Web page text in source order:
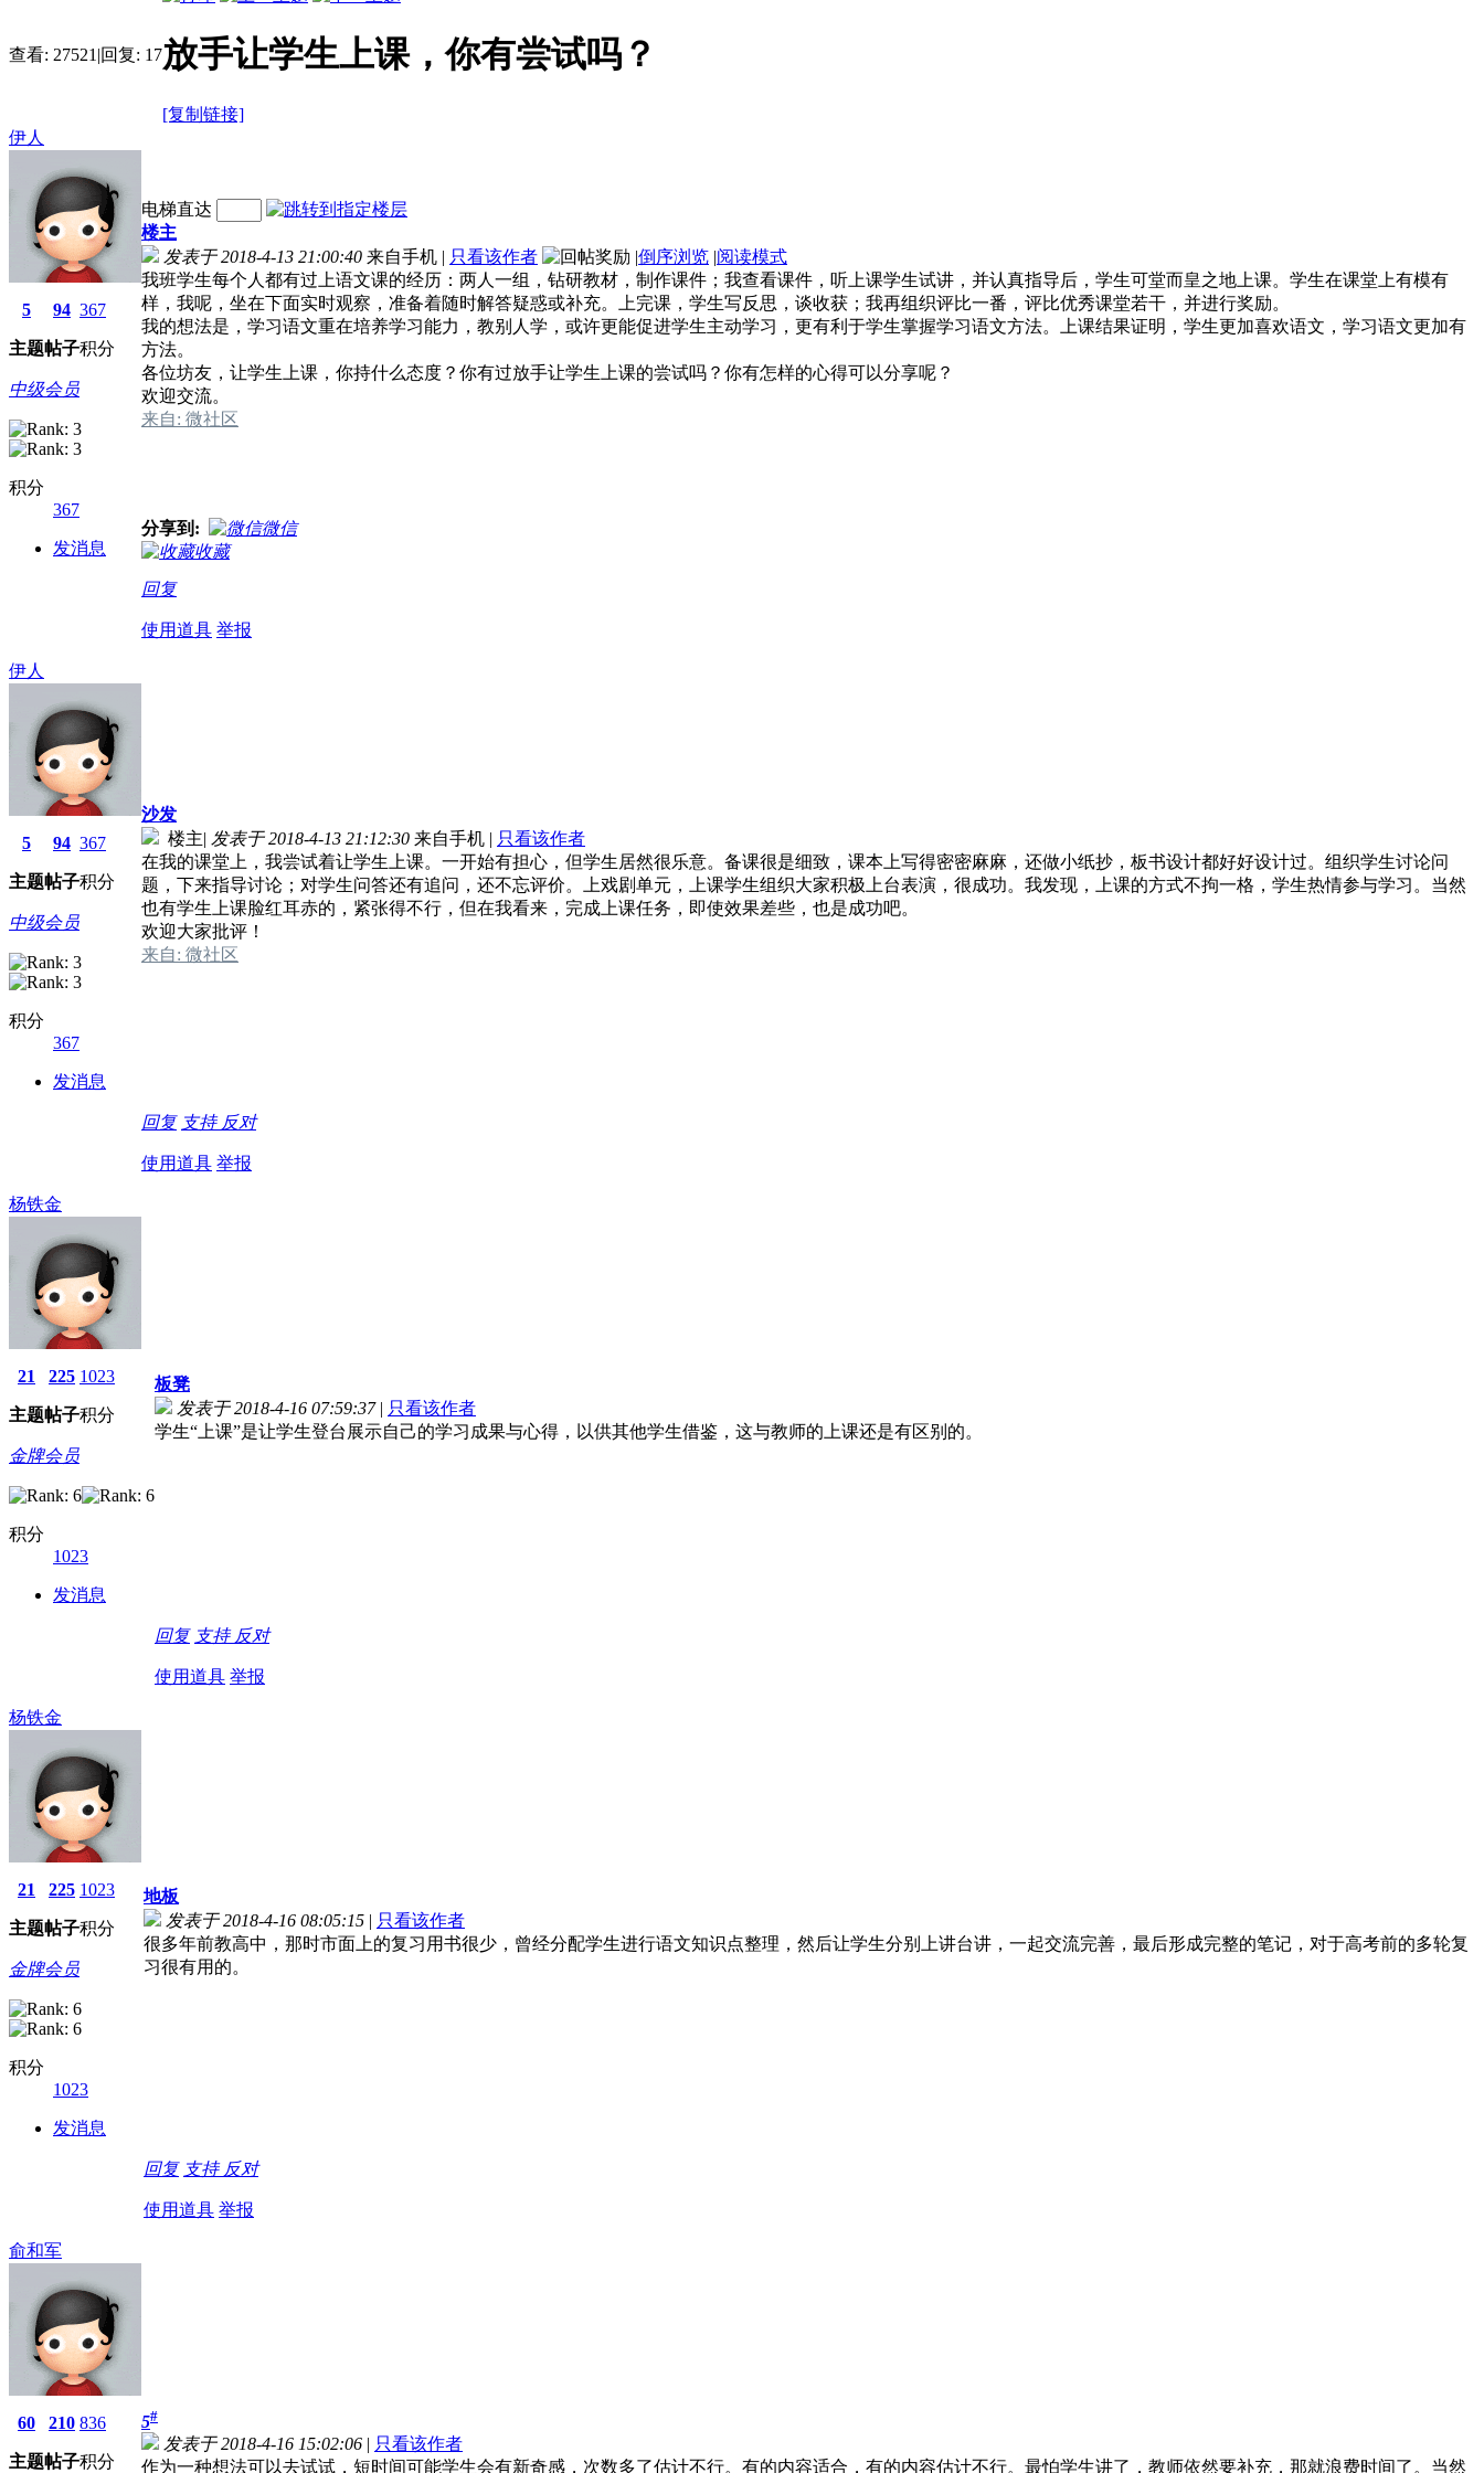
查看: 27521 |回复: 17放手让学生上课，你有尝试吗？
[复制链接]
伊人
5
主题
94
帖子
367
积分
中级会员
积分
367
发消息
电梯直达
楼主
发表于 2018-4-13 21:00:40 来自手机 | 只看该作者 |倒序浏览 |阅读模式
我班学生每个人都有过上语文课的经历：两人一组，钻研教材，制作课件；我查看课件，听上课学生试讲，并认真指导后，学生可堂而皇之地上课。学生在课堂上有模有
样，我呢，坐在下面实时观察，准备着随时解答疑惑或补充。上完课，学生写反思，谈收获；我再组织评比一番，评比优秀课堂若干，并进行奖励。
我的想法是，学习语文重在培养学习能力，教别人学，或许更能促进学生主动学习，更有利于学生掌握学习语文方法。上课结果证明，学生更加喜欢语文，学习语文更加有
方法。
各位坊友，让学生上课，你持什么态度？你有过放手让学生上课的尝试吗？你有怎样的心得可以分享呢？
欢迎交流。
来自: 微社区
分享到:
微信
收藏
回复
使用道具 举报
伊人
5
主题
94
帖子
367
积分
中级会员
积分
367
发消息
沙发
楼主| 发表于 2018-4-13 21:12:30 来自手机 | 只看该作者
在我的课堂上，我尝试着让学生上课。一开始有担心，但学生居然很乐意。备课很是细致，课本上写得密密麻麻，还做小纸抄，板书设计都好好设计过。组织学生讨论问
题，下来指导讨论；对学生问答还有追问，还不忘评价。上戏剧单元，上课学生组织大家积极上台表演，很成功。我发现，上课的方式不拘一格，学生热情参与学习。当然
也有学生上课脸红耳赤的，紧张得不行，但在我看来，完成上课任务，即使效果差些，也是成功吧。
欢迎大家批评！
来自: 微社区
回复 支持 反对
使用道具 举报
杨铁金
21
主题
225
帖子
1023
积分
金牌会员
积分
1023
发消息
板凳
发表于 2018-4-16 07:59:37 | 只看该作者
学生“上课”是让学生登台展示自己的学习成果与心得，以供其他学生借鉴，这与教师的上课还是有区别的。
回复 支持 反对
使用道具 举报
杨铁金
21
主题
225
帖子
1023
积分
金牌会员
积分
1023
发消息
地板
发表于 2018-4-16 08:05:15 | 只看该作者
很多年前教高中，那时市面上的复习用书很少，曾经分配学生进行语文知识点整理，然后让学生分别上讲台讲，一起交流完善，最后形成完整的笔记，对于高考前的多轮复
习很有用的。
回复 支持 反对
使用道具 举报
俞和军
60
主题
210
帖子
836
积分
5#
发表于 2018-4-16 15:02:06 | 只看该作者
作为一种想法可以去试试，短时间可能学生会有新奇感，次数多了估计不行。有的内容适合，有的内容估计不行。最怕学生讲了，教师依然要补充，那就浪费时间了。当然